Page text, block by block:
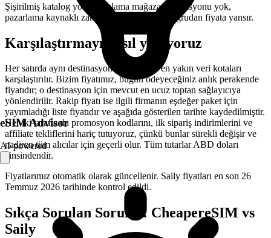
Şişirilmiş katalog yok, uygulama mağazası komisyonu yok,
pazarlama kaynaklı zam yok. Her tasarruf doğrudan fiyata yansır.
Karşılaştırmayı nasıl yapıyoruz
Her satırda aynı destinasyon ve birbirine en yakın veri kotaları
karşılaştırılır. Bizim fiyatımız, bugün ödeyeceğiniz anlık perakende
fiyatıdır; o destinasyon için mevcut en ucuz toptan sağlayıcıya
yönlendirilir. Rakip fiyatı ise ilgili firmanın eşdeğer paket için
yayımladığı liste fiyatıdır ve aşağıda gösterilen tarihte kaydedilmiştir.
Her iki tarafta da promosyon kodlarını, ilk sipariş indirimlerini ve
affiliate tekliflerini hariç tutuyoruz, çünkü bunlar sürekli değişir ve
nadiren tüm alıcılar için geçerli olur. Tüm tutarlar ABD doları
cinsindendir.
Fiyatlarımız otomatik olarak güncellenir. Saily fiyatları en son 26
Temmuz 2026 tarihinde kontrol edildi.
Sıkça Sorulan Sorular: CheapereSIM vs
Saily
eSIM Advisor
AI-powered